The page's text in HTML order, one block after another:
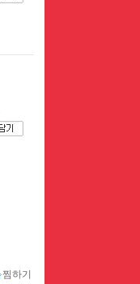
찜하기